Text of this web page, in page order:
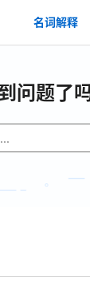
名词解释
问题了